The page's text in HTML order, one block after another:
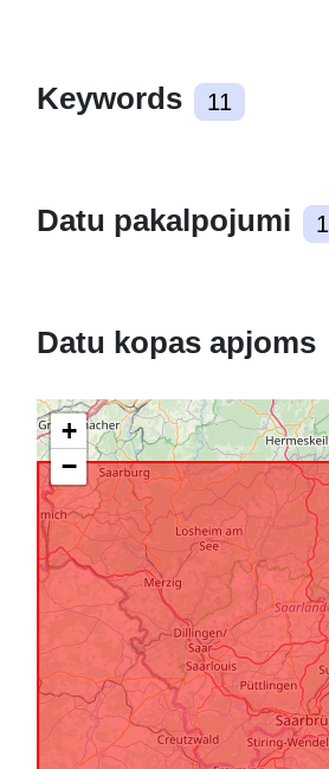
Keywords 11
Datu pakalpojumi 1
Datu kopas apjoms
+
−